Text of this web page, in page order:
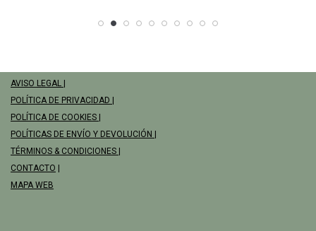
AVISO LEGAL
POLÍTICA DE PRIVACIDAD
POLÍTICA DE COOKIES
POLÍTICAS DE ENVÍO Y DEVOLUCIÓN
TÉRMINOS & CONDICIONES
CONTACTO
MAPA WEB